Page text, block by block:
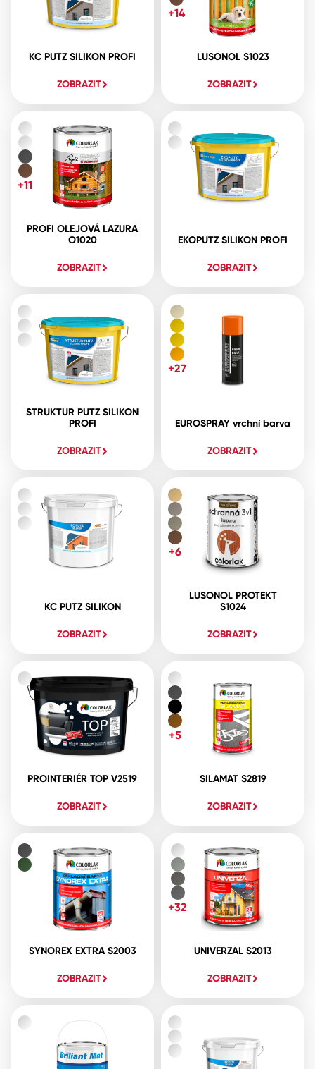
KC PUTZ SILIKON PROFI
ZOBRAZIT
LUSONOL S1023
ZOBRAZIT
+14
PROFI OLEJOVÁ LAZURA
O1020
ZOBRAZIT
+11
EKOPUTZ SILIKON PROFI
ZOBRAZIT
STRUKTUR PUTZ SILIKON
PROFI
ZOBRAZIT
EUROSPRAY vrchní barva
ZOBRAZIT
+27
KC PUTZ SILIKON
ZOBRAZIT
LUSONOL PROTEKT
S1024
ZOBRAZIT
+6
PROINTERIÉR TOP V2519
ZOBRAZIT
SILAMAT S2819
ZOBRAZIT
+5
SYNOREX EXTRA S2003
ZOBRAZIT
UNIVERZAL S2013
ZOBRAZIT
+32